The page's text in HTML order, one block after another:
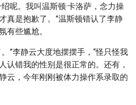
呢。我叫温斯顿·卡洛萨，念力操
真是抱歉了。”温斯顿错认了李静
有些尴尬。
”李静云大度地摆摆手，“怪只怪我
认错我的性别是很正常的。还有，
云，今年刚刚被体力操作系录取的